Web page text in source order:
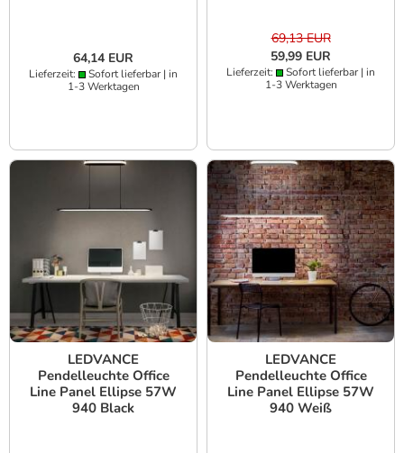
64,14 EUR
Lieferzeit:
Sofort lieferbar | in
1-3 Werktagen
69,13 EUR
59,99 EUR
Lieferzeit:
Sofort lieferbar | in
1-3 Werktagen
LEDVANCE
Pendelleuchte Office
Line Panel Ellipse 57W
940 Black
LEDVANCE
Pendelleuchte Office
Line Panel Ellipse 57W
940 Weiß